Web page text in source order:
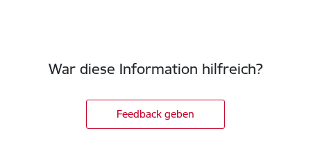
War diese Information hilfreich?
Feedback geben